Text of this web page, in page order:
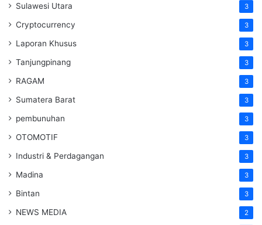
Sulawesi Utara 3
Cryptocurrency 3
Laporan Khusus 3
Tanjungpinang 3
RAGAM 3
Sumatera Barat 3
pembunuhan 3
OTOMOTIF 3
Industri & Perdagangan 3
Madina 3
Bintan 3
NEWS MEDIA 2